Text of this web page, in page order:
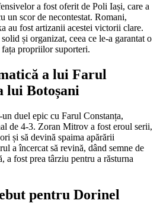
a fost oferit de Poli Iași, care a
un scor de necontestat. Romani,
au fost artizanii acestei victorii clare.
și organizat, ceea ce le-a garantat o
propriilor suporteri.
a lui Farul
lui Botoșani
duel epic cu Farul Constanța,
de 4-3. Zoran Mitrov a fost eroul serii,
și să devină spaima apărării
a încercat să revină, dând semne de
a fost prea târziu pentru a răsturna
pentru Dorinel